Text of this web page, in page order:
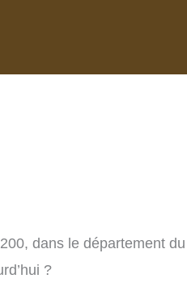
dans le département
?